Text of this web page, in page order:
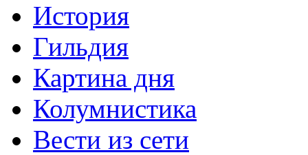
История
Гильдия
Картина дня
Колумнистика
Вести из сети